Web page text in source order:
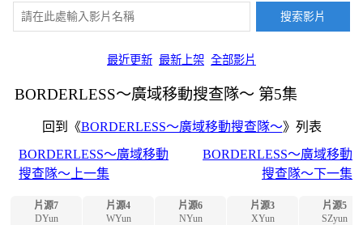
最近更新 最新上架 全部影片
BORDERLESS～廣域移動搜查隊～ 第5集
回到《BORDERLESS～廣域移動搜查隊～》列表
BORDERLESS～廣域移動
搜查隊～上一集
BORDERLESS～廣域移動
搜查隊～下一集
片源7
DYun
片源4
WYun
片源6
NYun
片源3
XYun
片源5
SZyun